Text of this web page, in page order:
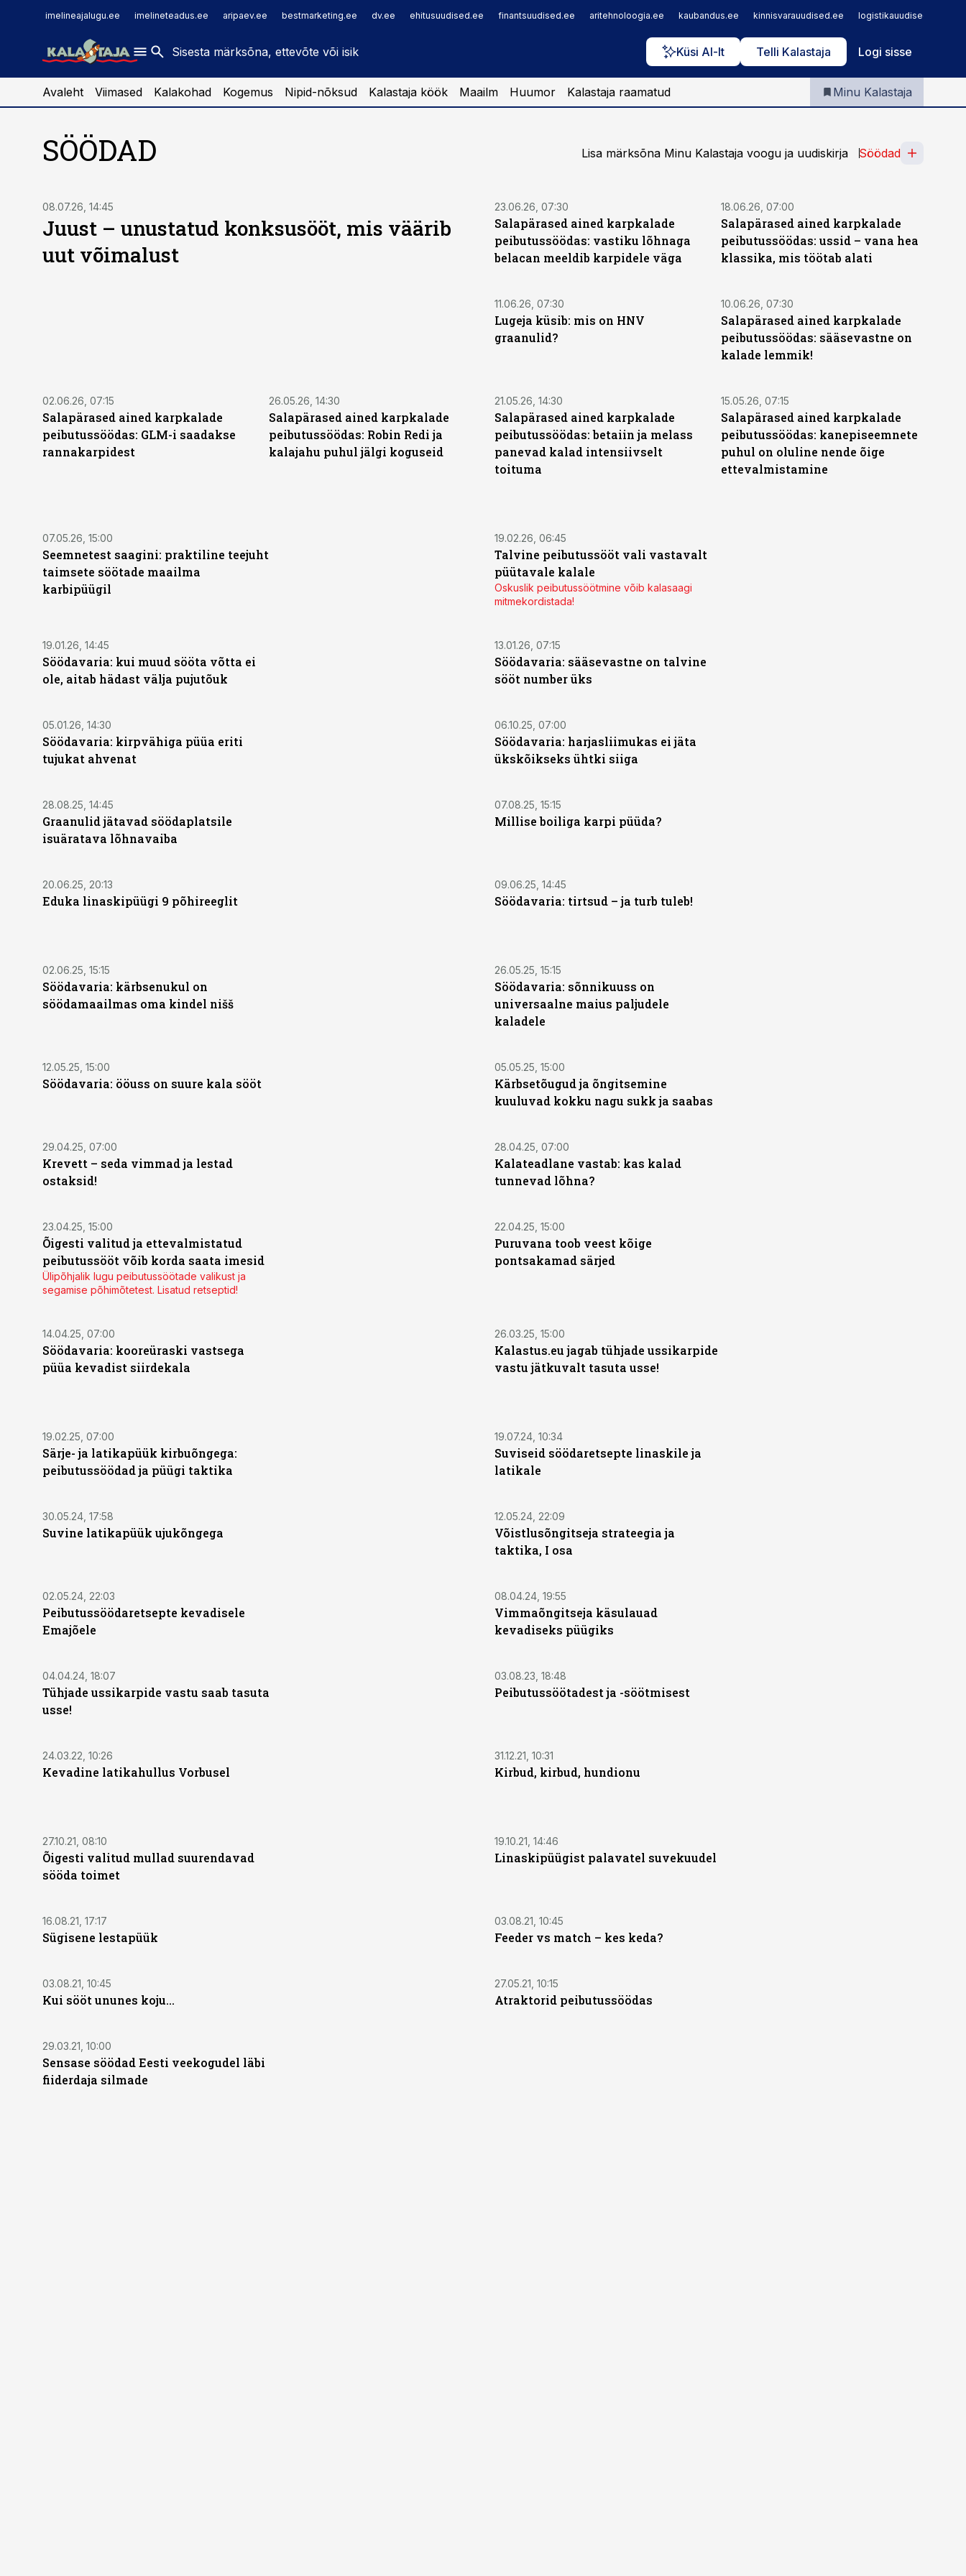
imelineajalugu.ee imelineteadus.ee aripaev.ee bestmarketing.ee dv.ee ehitusuudised.ee finantsuudised.ee aritehnoloogia.ee kaubandus.ee kinnisvarauudised.ee logistikauudised.ee
Küsi AI-lt Telli Kalastaja Logi sisse
imelineteadus.ee
kaubandus.ee
toostusuudised.ee
Iseteenindus
Telli Kalastaja
Avaleht Viimased Kalakohad Kogemus Nipid-nõksud Kalastaja köök Maailm Huumor Kalastaja raamatud Minu Kalastaja
SÖÖDAD Lisa märksõna Minu Kalastaja voogu ja uudiskirja Söödad
08.07.26, 14:45
Juust – unustatud konksusööt, mis väärib
uut võimalust
23.06.26, 07:30
Salapärased ained karpkalade
peibutussöödas: vastiku lõhnaga
belacan meeldib karpidele väga
18.06.26, 07:00
Salapärased ained karpkalade
peibutussöödas: ussid – vana hea
klassika, mis töötab alati
11.06.26, 07:30
Lugeja küsib: mis on HNV
graanulid?
10.06.26, 07:30
Salapärased ained karpkalade
peibutussöödas: sääsevastne on
kalade lemmik!
02.06.26, 07:15
Salapärased ained karpkalade
peibutussöödas: GLM-i saadakse
rannakarpidest
26.05.26, 14:30
Salapärased ained karpkalade
peibutussöödas: Robin Redi ja
kalajahu puhul jälgi koguseid
21.05.26, 14:30
Salapärased ained karpkalade
peibutussöödas: betaiin ja melass
panevad kalad intensiivselt
toituma
15.05.26, 07:15
Salapärased ained karpkalade
peibutussöödas: kanepiseemnete
puhul on oluline nende õige
ettevalmistamine
07.05.26, 15:00
Seemnetest saagini: praktiline teejuht
taimsete söötade maailma
karbipüügil
19.02.26, 06:45
Talvine peibutussööt vali vastavalt
püütavale kalale
Oskuslik peibutussöötmine võib kalasaagi
mitmekordistada!
19.01.26, 14:45
Söödavaria: kui muud sööta võtta ei
ole, aitab hädast välja pujutõuk
13.01.26, 07:15
Söödavaria: sääsevastne on talvine
sööt number üks
05.01.26, 14:30
Söödavaria: kirpvähiga püüa eriti
tujukat ahvenat
06.10.25, 07:00
Söödavaria: harjasliimukas ei jäta
ükskõikseks ühtki siiga
28.08.25, 14:45
Graanulid jätavad söödaplatsile
isuäratava lõhnavaiba
07.08.25, 15:15
Millise boiliga karpi püüda?
20.06.25, 20:13
Eduka linaskipüügi 9 põhireeglit
09.06.25, 14:45
Söödavaria: tirtsud – ja turb tuleb!
02.06.25, 15:15
Söödavaria: kärbsenukul on
söödamaailmas oma kindel nišš
26.05.25, 15:15
Söödavaria: sõnnikuuss on
universaalne maius paljudele
kaladele
12.05.25, 15:00
Söödavaria: ööuss on suure kala sööt
05.05.25, 15:00
Kärbsetõugud ja õngitsemine
kuuluvad kokku nagu sukk ja saabas
29.04.25, 07:00
Krevett – seda vimmad ja lestad
ostaksid!
28.04.25, 07:00
Kalateadlane vastab: kas kalad
tunnevad lõhna?
23.04.25, 15:00
Õigesti valitud ja ettevalmistatud
peibutussööt võib korda saata imesid
Ülipõhjalik lugu peibutussöötade valikust ja
segamise põhimõtetest. Lisatud retseptid!
22.04.25, 15:00
Puruvana toob veest kõige
pontsakamad särjed
14.04.25, 07:00
Söödavaria: kooreüraski vastsega
püüa kevadist siirdekala
26.03.25, 15:00
Kalastus.eu jagab tühjade ussikarpide
vastu jätkuvalt tasuta usse!
19.02.25, 07:00
Särje- ja latikapüük kirbuõngega:
peibutussöödad ja püügi taktika
19.07.24, 10:34
Suviseid söödaretsepte linaskile ja
latikale
30.05.24, 17:58
Suvine latikapüük ujukõngega
12.05.24, 22:09
Võistlusõngitseja strateegia ja
taktika, I osa
02.05.24, 22:03
Peibutussöödaretsepte kevadisele
Emajõele
08.04.24, 19:55
Vimmaõngitseja käsulauad
kevadiseks püügiks
04.04.24, 18:07
Tühjade ussikarpide vastu saab tasuta
usse!
03.08.23, 18:48
Peibutussöötadest ja -söötmisest
24.03.22, 10:26
Kevadine latikahullus Vorbusel
31.12.21, 10:31
Kirbud, kirbud, hundionu
27.10.21, 08:10
Õigesti valitud mullad suurendavad
sööda toimet
19.10.21, 14:46
Linaskipüügist palavatel suvekuudel
16.08.21, 17:17
Sügisene lestapüük
03.08.21, 10:45
Feeder vs match – kes keda?
03.08.21, 10:45
Kui sööt ununes koju...
27.05.21, 10:15
Atraktorid peibutussöödas
29.03.21, 10:00
Sensase söödad Eesti veekogudel läbi
fiiderdaja silmade